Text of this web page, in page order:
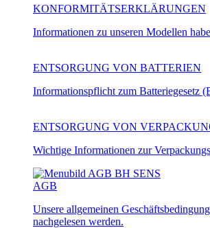
KONFORMITÄTSERKLÄRUNGEN
Informationen zu unseren Modellen
ENTSORGUNG VON BATTERIEN
Informationspflicht zum Batteriegesetz
ENTSORGUNG VON
Wichtige Informationen zur
AGB
Unsere allgemeinen
nachgelesen werden.